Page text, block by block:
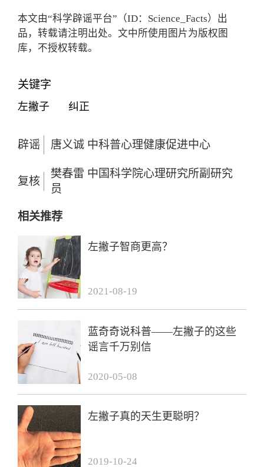
本文由“科学辟谣平台”（ID：Science_Facts）出
品，转载请注明出处。文中所使用图片为版权图
库，不授权转载。
关键字
左撇子 纠正
辟谣 唐义诚 中科普心理健康促进中心
复核
樊春雷 中国科学院心理研究所副研究
员
相关推荐
左撇子智商更高？
2021-08-19
蓝奇奇说科普——左撇子的这些
谣言千万别信
2020-05-08
左撇子真的天生更聪明？
2019-10-24